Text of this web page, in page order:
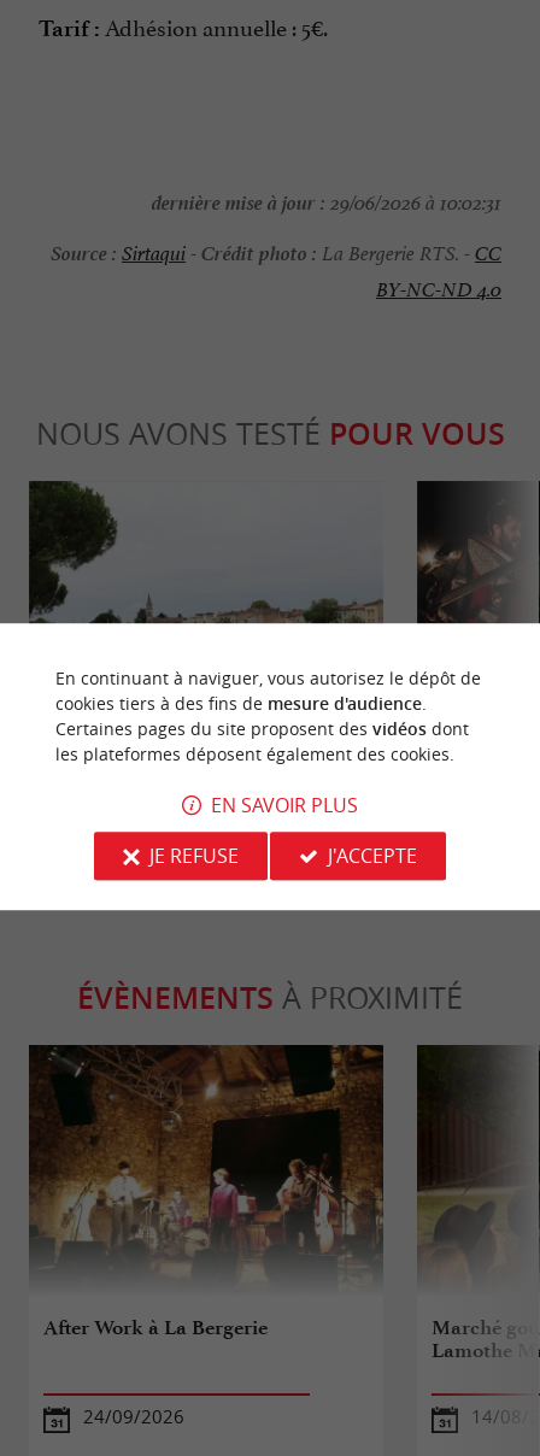
Tarif : Adhésion annuelle : 5€.
dernière mise à jour : 29/06/2026 à 10:02:31
Source : Sirtaqui-Crédit photo : La Bergerie RTS. -CC
BY-NC-ND 4.0
NOUS AVONS TESTÉ POUR VOUS
Sainte-Foy-la-Grande
5,6 km - Sainte-Foy-la-Grande
La Bataille
ÉVÈNEMENTS À PROXIMITÉ
After Work à La Bergerie
24/09/2026
Marché
Lamothe
14/08/
En continuant à naviguer, vous autorisez le dépôt de
cookies tiers à des fins de mesure d'audience.
Certaines pages du site proposent des vidéosdont
les plateformes déposent également des cookies.
EN SAVOIR PLUS
JE REFUSE
J'ACCEPTE